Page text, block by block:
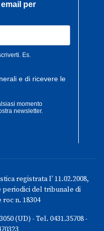
registrata l' 11.02.2008,
periodici del tribunale di
n. 18304
(UD) - Tel. 0431.35708 -